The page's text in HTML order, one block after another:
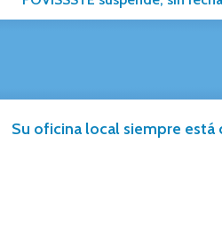
Su oficina local siempre